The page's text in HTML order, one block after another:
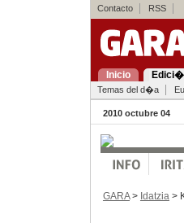
Contacto RSS
Inicio
Temas del d�a
2010 octubre 04
GARA> Idatzia >